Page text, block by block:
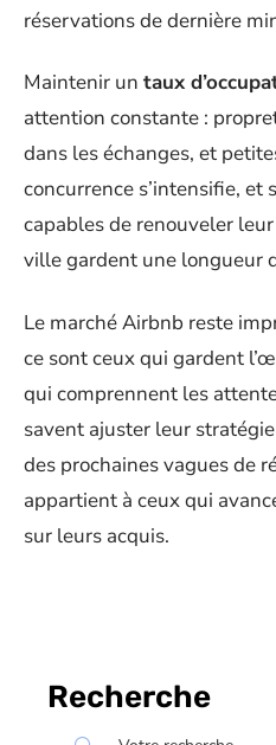
réservations de dernière
Maintenir un taux
attention constante :
dans les échanges, et
concurrence s’intensifie, et
capables de renouveler
ville gardent une longueur
Le marché Airbnb reste
ce sont ceux qui gardent
qui comprennent les
savent ajuster leur
des prochaines vagues de
appartient à ceux qui
sur leurs acquis.
Recherche